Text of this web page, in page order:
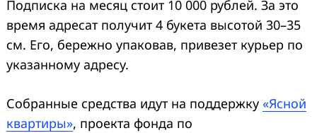
Подписка на месяц стоит 10 000 рублей. За это
время адресат получит 4 букета высотой 30–35
см. Его, бережно упаковав, привезет курьер по
указанному адресу.
Собранные средства идут на поддержку «Ясной
квартиры», проекта фонда по